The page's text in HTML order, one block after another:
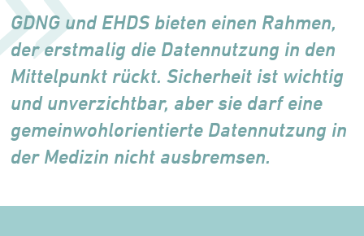
GDNG und EHDS bieten einen Rahmen,
der erstmalig die Datennutzung in den
Mittelpunkt rückt. Sicherheit ist wichtig
und unverzichtbar, aber sie darf eine
gemeinwohlorientierte Datennutzung in
der Medizin nicht aus­bremsen.